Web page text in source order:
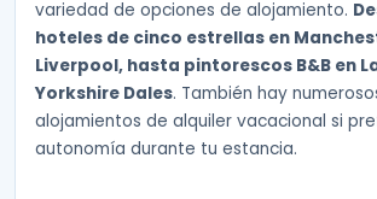
variedad de opciones de alojamiento.
hoteles de cinco estrellas en
Liverpool, hasta pintorescos B&B en
Yorkshire Dales. También hay
alojamientos de alquiler vacacional si
autonomía durante tu estancia.